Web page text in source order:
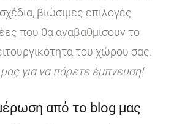
βιώσιμες επιλογές
που θα αναβαθμίσουν το
του χώρου σας.
για να πάρετε έμπνευση!
από το blog μας